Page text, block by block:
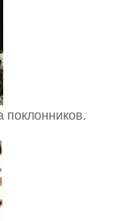
поклонников.